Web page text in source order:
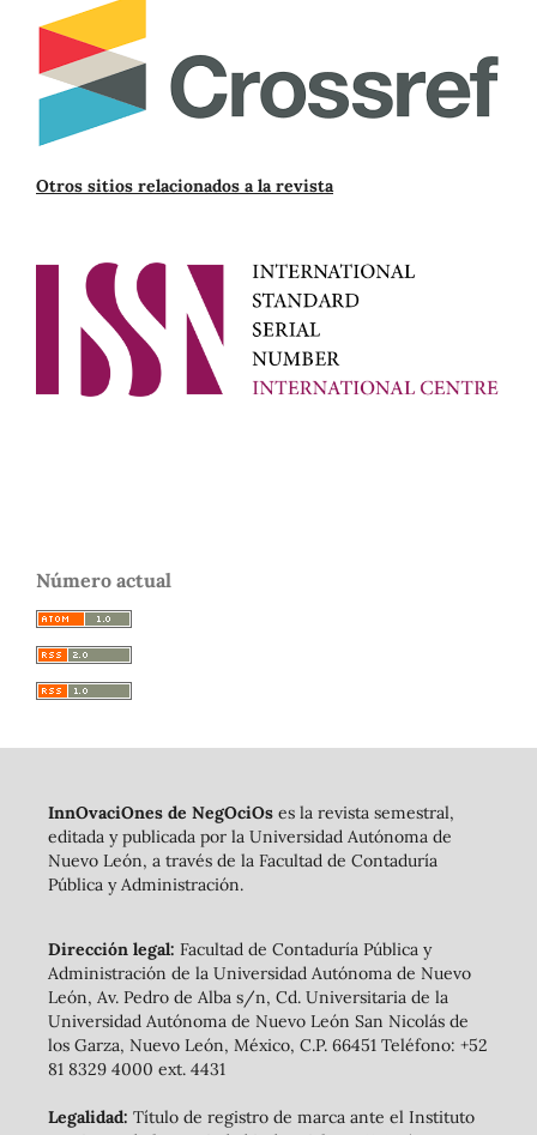
Otros sitios relacionados a la revista
Número actual
InnOvaciOnes de NegOciOses la revista semestral,
editada y publicada por la Universidad Autónoma de
Nuevo León, a través de la Facultad de Contaduría
Pública y Administración.
Dirección legal: Facultad de Contaduría Pública y
Administración de la Universidad Autónoma de Nuevo
León, Av. Pedro de Alba s/n, Cd. Universitaria de la
Universidad Autónoma de Nuevo León San Nicolás de
los Garza, Nuevo León, México, C.P. 66451 Teléfono: +52
81 8329 4000 ext. 4431
Legalidad: Título de registro de marca ante el Instituto